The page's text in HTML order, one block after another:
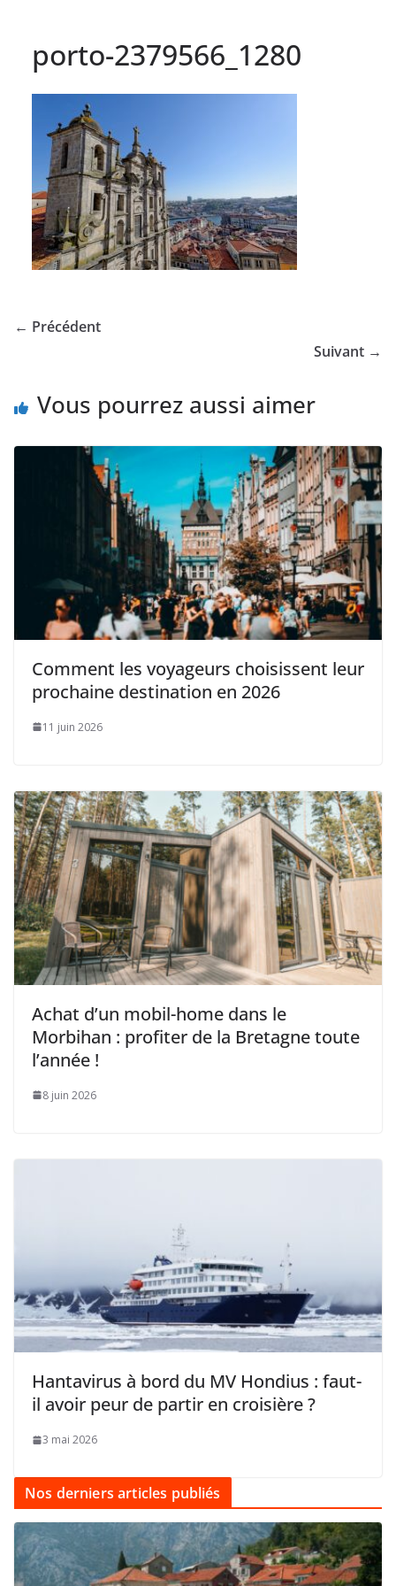
porto-2379566_1280
← Précédent
Suivant →
Vous pourrez aussi aimer
Comment les voyageurs choisissent leur
prochaine destination en 2026
11 juin 2026
Achat d’un mobil-home dans le
Morbihan : profiter de la Bretagne toute
l’année !
8 juin 2026
Hantavirus à bord du MV Hondius : faut-
il avoir peur de partir en croisière ?
3 mai 2026
Nos derniers articles publiés